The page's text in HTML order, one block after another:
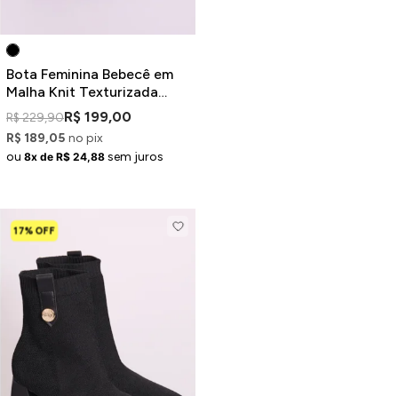
Bota Feminina Bebecê em
Malha Knit Texturizada
Cano Curto Preta
R$ 229,90R$ 199,00
R$ 189,05 no pix
ou 8x de R$ 24,88 sem juros
17% OFF